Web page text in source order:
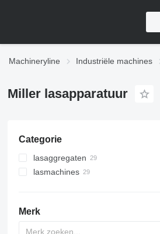
Machineryline Industriële machines
Miller lasapparatuur
Categorie
lasaggregaten
lasmachines
Merk